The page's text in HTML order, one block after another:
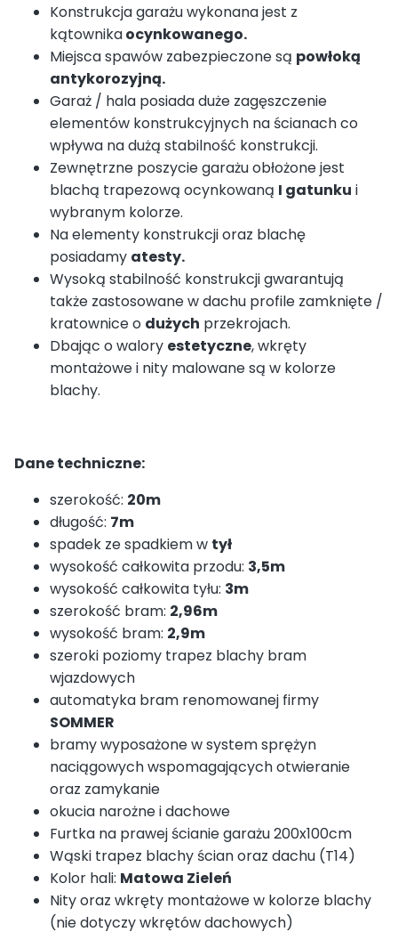
Konstrukcja garażu wykonana jest z
kątownikaocynkowanego.
Miejsca spawów zabezpieczone są powłoką
antykorozyjną.
Garaż / hala posiada duże zagęszczenie
elementów konstrukcyjnych na ścianach co
wpływa na dużą stabilność konstrukcji.
Zewnętrzne poszycie garażu obłożone jest
blachą trapezową ocynkowaną I gatunku i
wybranym kolorze.
Na elementy konstrukcji oraz blachę
posiadamy atesty.
Wysoką stabilność konstrukcji gwarantują
także zastosowane w dachu profile zamknięte /
kratownice o dużych przekrojach.
Dbając o walory estetyczne, wkręty
montażowe i nity malowane są w kolorze
blachy.
Dane techniczne:
szerokość: 20m
długość: 7m
spadek ze spadkiem w tył
wysokość całkowita przodu: 3,5m
wysokość całkowita tyłu: 3m
szerokość bram: 2,96m
wysokość bram: 2,9m
szeroki poziomy trapez blachy bram
wjazdowych
automatyka bram renomowanej firmy
SOMMER
bramy wyposażone w system sprężyn
naciągowych wspomagających otwieranie
oraz zamykanie
okucia narożne i dachowe
Furtka na prawej ścianie garażu 200x100cm
Wąski trapez blachy ścian oraz dachu (T14)
Kolor hali: Matowa Zieleń
Nity oraz wkręty montażowe w kolorze blachy
(nie dotyczy wkrętów dachowych)